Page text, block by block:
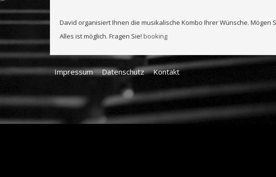
David organisiert Ihnen die musikalische Kombo Ihrer Wünsche. Mögen
Alles ist möglich. Fragen Sie! booking
Impressum Datenschutz Kontakt